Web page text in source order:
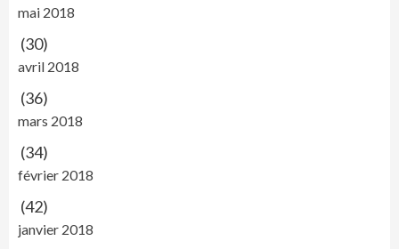
mai 2018
(30)
avril 2018
(36)
mars 2018
(34)
février 2018
(42)
janvier 2018